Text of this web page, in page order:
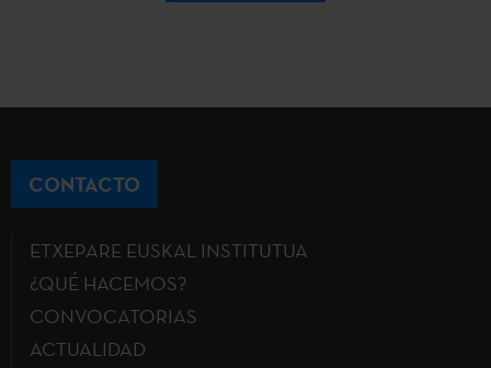
CONTACTO
ETXEPARE EUSKAL INSTITUTUA
¿QUÉ HACEMOS?
CONVOCATORIAS
ACTUALIDAD